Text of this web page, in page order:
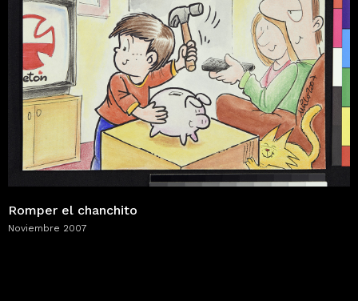
Romper el chanchito
Noviembre 2007